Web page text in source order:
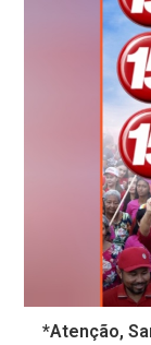
*Atenção,